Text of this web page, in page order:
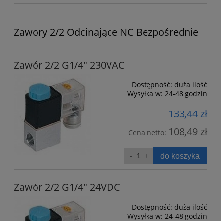
Zawory 2/2 Odcinające NC Bezpośrednie
Zawór 2/2 G1/4" 230VAC
Dostępność: duża ilość
Wysyłka w: 24-48 godzin
133,44 zł
Cena netto: 108,49 zł
do koszyka
Zawór 2/2 G1/4" 24VDC
Dostępność: duża ilość
Wysyłka w: 24-48 godzin